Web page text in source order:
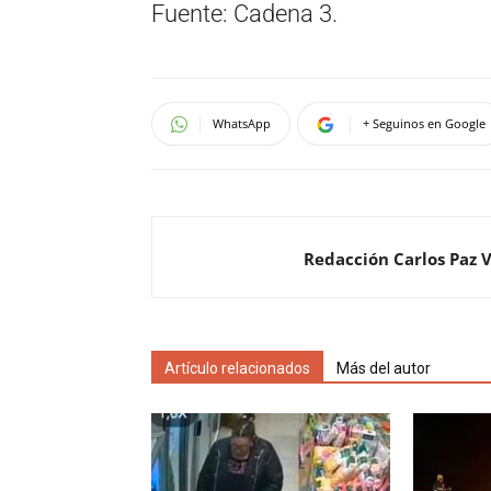
Fuente: Cadena 3.
WhatsApp + Seguinos en Google
Redacción Carlos Paz
Artículo relacionados Más del autor